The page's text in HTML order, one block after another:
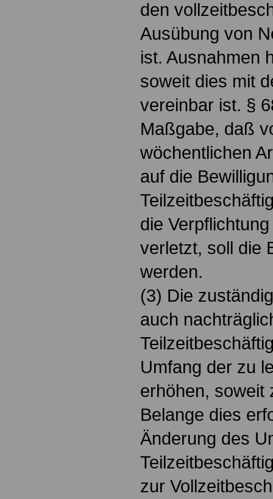
den
Ausübung von
ist. Ausnahmen
soweit dies mit
vereinbar ist. §
Maßgabe, daß
wöchentlichen
auf die
die
verletzt, soll die
werden.
(3) Die
auch
Umfang der zu
erhöhen, soweit
Belange dies
Änderung des
zur